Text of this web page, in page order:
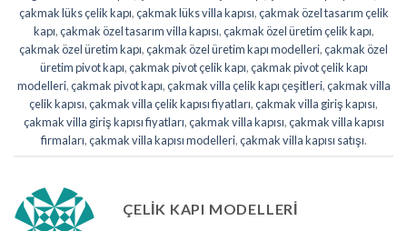
çakmak lüks çelik kapı,çakmak lüks villa kapısı,çakmak özel tasarım çelik
kapı,çakmak özel tasarım villa kapısı,çakmak özel üretim çelik kapı,
çakmak özel üretim kapı,çakmak özel üretim kapı modelleri,çakmak özel
üretim pivot kapı,çakmak pivot çelik kapı,çakmak pivot çelik kapı
modelleri,çakmak pivot kapı,çakmak villa çelik kapı çeşitleri,çakmak villa
çelik kapısı,çakmak villa çelik kapısı fiyatları,çakmak villa giriş kapısı,
çakmak villa giriş kapısı fiyatları,çakmak villa kapısı,çakmak villa kapısı
firmaları,çakmak villa kapısı modelleri,çakmak villa kapısı satışı.
ÇELIK KAPI MODELLERI